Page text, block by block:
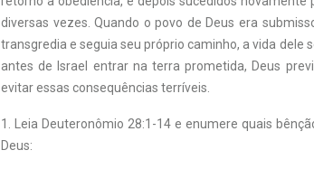
diversas vezes. Quando o povo de Deus era
transgredia e seguia seu próprio caminho, a vida dele
antes de Israel entrar na terra prometida, Deus
evitar essas consequências terríveis.
1. Leia Deuteronômio 28:1-14 e enumere quais
Deus: